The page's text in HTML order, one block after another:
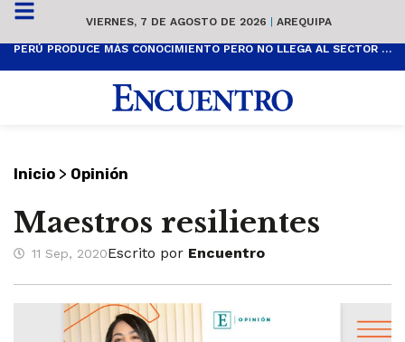
VIERNES, 7 DE AGOSTO DE 2026 | AREQUIPA
PERÚ PRODUCE MÁS CONOCIMIENTO PERO NO LLEGA AL SECTOR PRODUCTIVO
Inicio > Opinión
Maestros resilientes
11 Sep, 2020Escrito por Encuentro